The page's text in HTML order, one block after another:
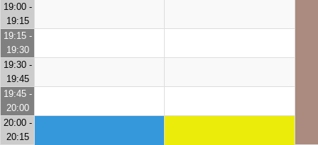
19:00 -
19:15
19:15 -
19:30
19:30 -
19:45
19:45 -
20:00
20:00 -
20:15